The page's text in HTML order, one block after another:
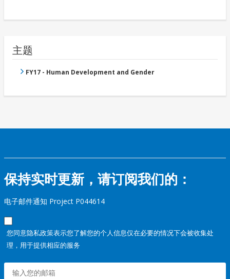
主题
FY17 - Human Development and Gender
保持实时更新，请订阅我们的：
电子邮件通知 Project P044614
您同意隐私政策表示您了解您的个人信息仅在必要的情况下会被收集处
理，用于提供相应的服务